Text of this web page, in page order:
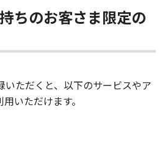
ちのお客さま限定の
いただくと、以下のサービスやア
いただけます。